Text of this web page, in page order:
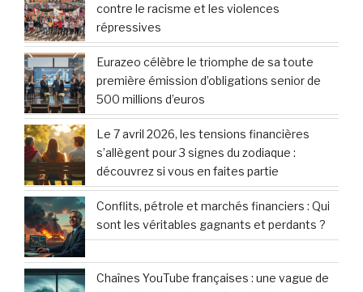
contre le racisme et les violences
répressives
Eurazeo célèbre le triomphe de sa toute
première émission d’obligations senior de
500 millions d’euros
Le 7 avril 2026, les tensions financières
s’allègent pour 3 signes du zodiaque :
découvrez si vous en faites partie
Conflits, pétrole et marchés financiers : Qui
sont les véritables gagnants et perdants ?
Chaînes YouTube françaises : une vague de